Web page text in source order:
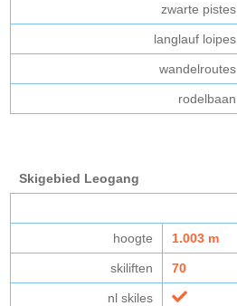
zwarte pistes
langlauf loipes
wandelroutes
rodelbaan
Skigebied Leogang
hoogte 1.003 m
skiliften 70
nl skiles